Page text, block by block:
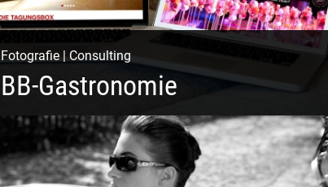
Fotografie| Consulting
BB-Gastronomie
Fotografie, Marketing & Design